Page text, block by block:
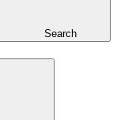
Search